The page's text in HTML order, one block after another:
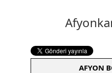
AFYON